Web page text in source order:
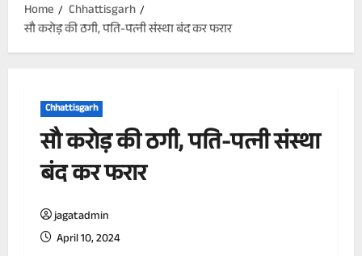
Home
Chhattisgarh
सौ करोड़ की ठगी, पति-पत्नी संस्था बंद कर फरार
Chhattisgarh
सौ करोड़ की ठगी, पति-पत्नी संस्था
बंद कर फरार
jagatadmin
April 10, 2024